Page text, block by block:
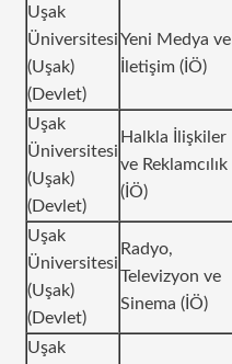
Uşak
Üniversitesi
(Uşak)
(Devlet)
Yeni Medya ve
İletişim (İÖ)
Uşak
Üniversitesi
(Uşak)
(Devlet)
Halkla İlişkiler
ve Reklamcılık
(İÖ)
Uşak
Üniversitesi
(Uşak)
(Devlet)
Radyo,
Televizyon ve
Sinema (İÖ)
Uşak